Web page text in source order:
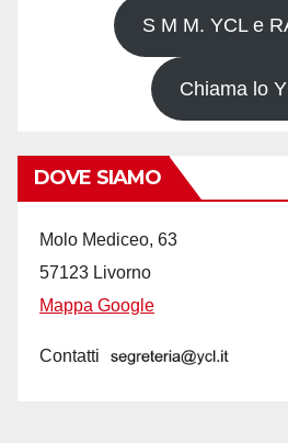
S M M. YCL e
Chiama lo
DOVE SIAMO
Molo Mediceo, 63
57123 Livorno
Mappa Google
Contatti